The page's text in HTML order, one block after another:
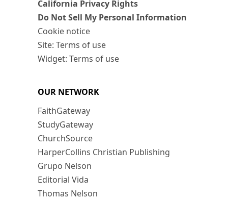
California Privacy Rights
Do Not Sell My Personal Information
Cookie notice
Site: Terms of use
Widget: Terms of use
OUR NETWORK
FaithGateway
StudyGateway
ChurchSource
HarperCollins Christian Publishing
Grupo Nelson
Editorial Vida
Thomas Nelson